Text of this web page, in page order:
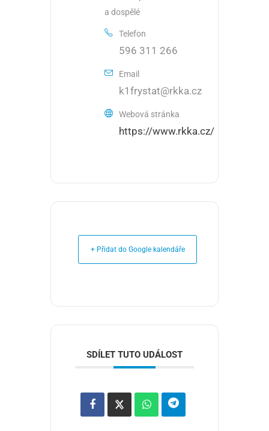
a dospělé
Telefon
596 311 266
Email
k1frystat@rkka.cz
Webová stránka
https://www.rkka.cz/
+ Přidat do Google kalendáře
SDÍLET TUTO UDÁLOST